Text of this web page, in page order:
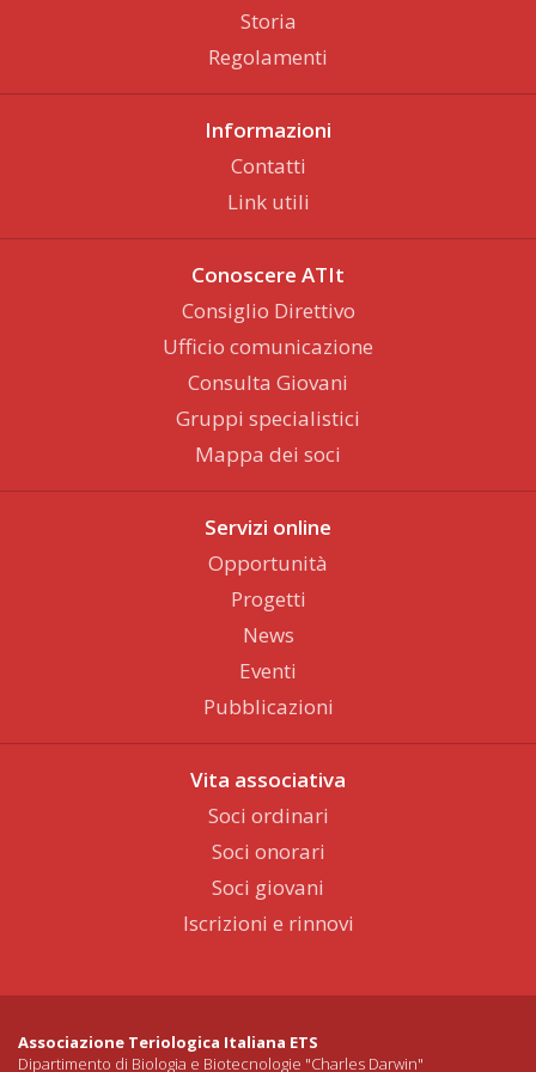
Storia
Regolamenti
Informazioni
Contatti
Link utili
Conoscere ATIt
Consiglio Direttivo
Ufficio comunicazione
Consulta Giovani
Gruppi specialistici
Mappa dei soci
Servizi online
Opportunità
Progetti
News
Eventi
Pubblicazioni
Vita associativa
Soci ordinari
Soci onorari
Soci giovani
Iscrizioni e rinnovi
Associazione Teriologica Italiana ETS
Dipartimento di Biologia e Biotecnologie "Charles Darwin"